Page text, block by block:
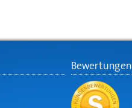
Bewertungen